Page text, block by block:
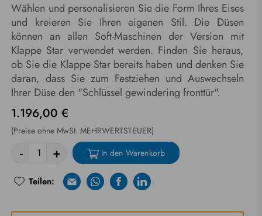
Wählen und personalisieren Sie die Form Ihres Eises
und kreieren Sie Ihren eigenen Stil. Die Düsen
können an allen Soft-Maschinen der Version mit
Klappe Star verwendet werden. Finden Sie heraus,
ob Sie die Klappe Star bereits haben und denken Sie
daran, dass Sie zum Festziehen und Auswechseln
Ihrer Düse den "Schlüssel gewindering fronttür".
1.196,00 €
(Preise ohne MwSt. MEHRWERTSTEUER)
- + In den Warenkorb
Teilen: E-mailWhatsapp
FacebookLinkedin